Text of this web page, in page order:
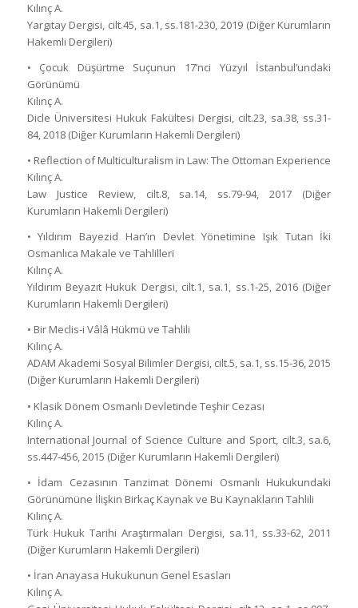
Kılınç A.
Yargıtay Dergisi, cilt.45, sa.1, ss.181-230, 2019 (Diğer Kurumların
Hakemli Dergileri)
• Çocuk Düşürtme Suçunun 17’nci Yüzyıl İstanbul’undaki
Görünümü
Kılınç A.
Dicle Üniversitesi Hukuk Fakültesi Dergisi, cilt.23, sa.38, ss.31-
84, 2018 (Diğer Kurumların Hakemli Dergileri)
• Reflection of Multiculturalism in Law: The Ottoman Experience
Kılınç A.
Law Justice Review, cilt.8, sa.14, ss.79-94, 2017 (Diğer
Kurumların Hakemli Dergileri)
• Yıldırım Bayezid Han’ın Devlet Yönetimine Işık Tutan İki
Osmanlıca Makale ve Tahlilleri
Kılınç A.
Yıldırım Beyazıt Hukuk Dergisi, cilt.1, sa.1, ss.1-25, 2016 (Diğer
Kurumların Hakemli Dergileri)
• Bir Meclis-i Vâlâ Hükmü ve Tahlili
Kılınç A.
ADAM Akademi Sosyal Bilimler Dergisi, cilt.5, sa.1, ss.15-36, 2015
(Diğer Kurumların Hakemli Dergileri)
• Klasik Dönem Osmanlı Devletinde Teşhir Cezası
Kılınç A.
International Journal of Science Culture and Sport, cilt.3, sa.6,
ss.447-456, 2015 (Diğer Kurumların Hakemli Dergileri)
• İdam Cezasının Tanzimat Dönemi Osmanlı Hukukundaki
Görünümüne İlişkin Birkaç Kaynak ve Bu Kaynakların Tahlili
Kılınç A.
Türk Hukuk Tarihi Araştırmaları Dergisi, sa.11, ss.33-62, 2011
(Diğer Kurumların Hakemli Dergileri)
• İran Anayasa Hukukunun Genel Esasları
Kılınç A.